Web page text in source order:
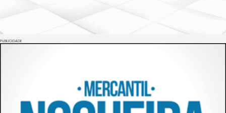
PUBLICIDADE